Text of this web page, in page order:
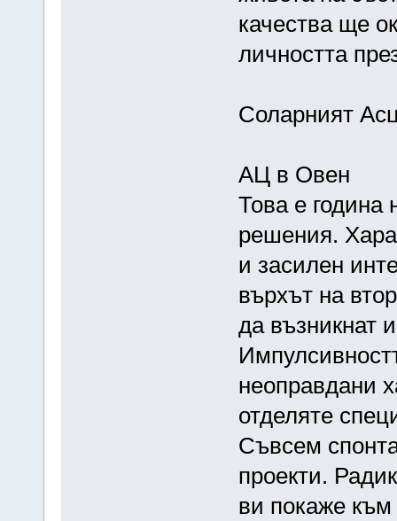
качества ще
личността
Соларният
АЦ в Овен
Това е година
решения.
и засилен
върхът на
да възникнат
неоправдани
отделяте
Съвсем
проекти.
ви покаже към